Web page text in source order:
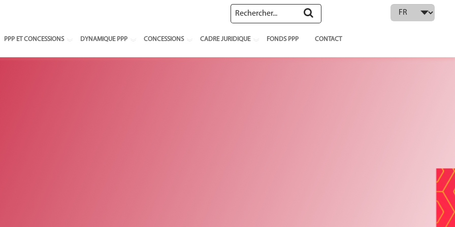
Select your language
PPP ET CONCESSIONS DYNAMIQUE PPP CONCESSIONS CADRE JURIDIQUE FONDS PPP CONTACT